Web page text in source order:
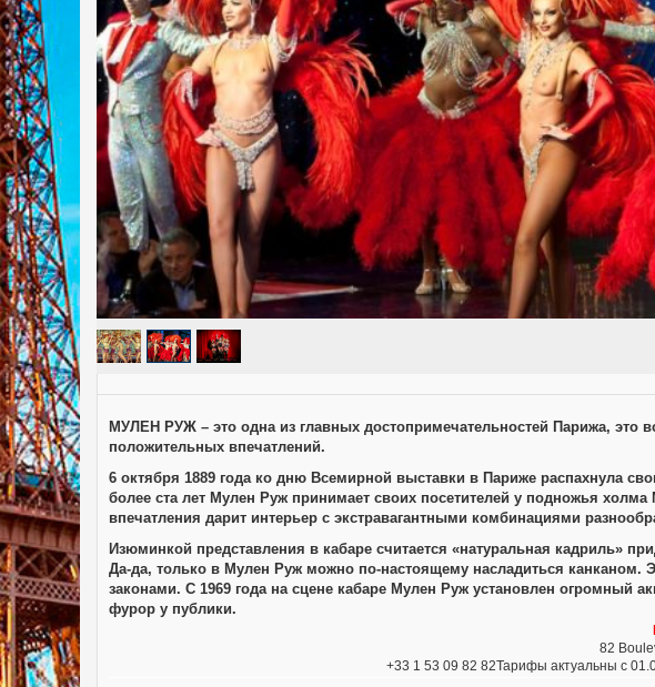
МУЛЕН РУЖ – это одна из главных достопримечательностей Парижа, это
положительных впечатлений.
6 октября 1889 года ко дню Всемирной выставки в Париже распахнула
более ста лет Мулен Руж принимает своих посетителей у подножья
впечатления дарит интерьер с экстравагантными комбинациями
Изюминкой представления в кабаре считается «натуральная кадриль»
Да-да, только в Мулен Руж можно по-настоящему насладиться
законами. С 1969 года на сцене кабаре Мулен Руж установлен огромный
фурор у публики.
82
+33 1 53 09 82 82Тарифы актуальны с